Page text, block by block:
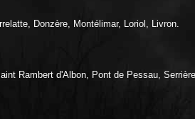
Donzère, Montélimar, Loriol, Livron.
Rambert d'Albon, Pont de Pessau,